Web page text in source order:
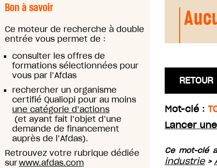
Bon à savoir
Ce moteur de recherche à double
entrée vous permet de :
consulter les offres de
formations sélectionnées pour
vous par l’Afdas
rechercher un organisme
certifié Qualiopi pour au moins
une catégorie d’actions
(et ayant fait l’objet d’une
demande de financement
auprès de l’Afdas).
Retrouvez votre rubrique dédiée
surwww.afdas.com
RETOUR
Mot-clé :
Lancer
Ce mot-clé
industrie>